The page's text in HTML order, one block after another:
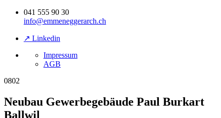
041 555 90 30
info@emmeneggerarch.ch
↗ Linkedin
Impressum
AGB
0802
Neubau Gewerbegebäude Paul Burkart
Ballwil